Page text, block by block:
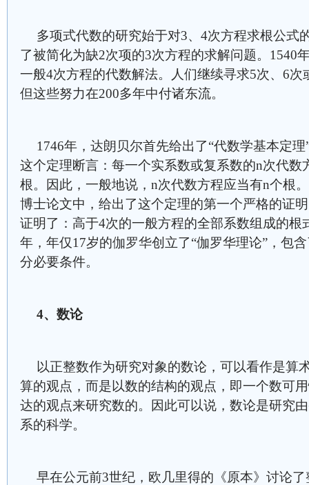
多项式代数的研究始于对3、4次方程求根公式
了被简化为缺2次项的3次方程的求解问题。1540
一般4次方程的代数解法。人们继续寻求5次、6
但这些努力在200多年中付诸东流。
1746年， 达朗贝尔首先给出了“代数学基本定
这个定理断言：每一个实系数或复系数的n次代数
根。因此，一般地说，n次代数方程应当有n个根
博士论文中，给出了这个定理的第一个严格的证
证明了：高于4次的一般方程的全部系数组成的根
年，年仅17岁的伽罗华创立了“伽罗华理论”，包
分必要条件。
4、数论
以正整数作为研究对象的数论，可以看作是算
算的观点，而是以数的结构的观点，即一个数可
达的观点来研究数的。因此可以说，数论是研究
系的科学。
早在公元前3世纪，欧几里得的《原本》讨论